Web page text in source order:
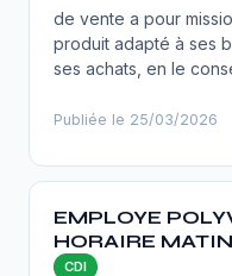
de vente a pour
produit adapté à ses
ses achats, en le
Publiée le 25/03/2026
EMPLOYE
HORAIRE
CDI